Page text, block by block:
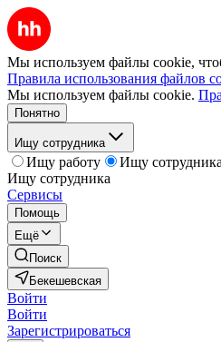
Мы используем файлы cookie,
Правила использования файлов
Мы используем файлы cookie.
Понятно
Ищу сотрудника
Ищу работу
Ищу сотрудника
Ищу сотрудника
Сервисы
Помощь
Ещё
Поиск
Бекешевская
Войти
Войти
Зарегистрироваться